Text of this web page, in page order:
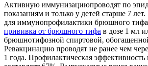
Активную иммунизациюпроводят по
показаниям и только у детей старше 7
для иммунопрофилактики брюшного тифа
прививка от брюшного тифа в дозе 1 мл
брюшнотифозной спиртовой,
Ревакцинацию проводят не ранее чем
1 года. Профилактическая